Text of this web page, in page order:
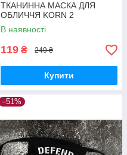
ТКАНИННА МАСКА ДЛЯ
ОБЛИЧЧЯ KORN 2
В наявності
119 ₴ 249 ₴
Купити
–51%